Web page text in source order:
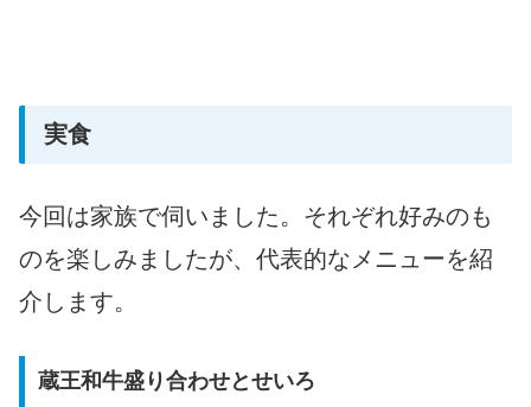
実食
今回は家族で伺いました。それぞれ好みのも
のを楽しみましたが、代表的なメニューを紹
介します。
蔵王和牛盛り合わせとせいろ